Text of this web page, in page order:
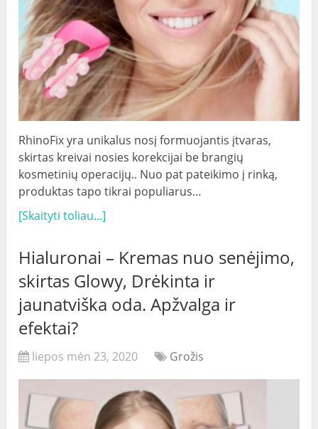
RhinoFix yra unikalus nosį formuojantis įtvaras,
skirtas kreivai nosies korekcijai be brangių
kosmetinių operacijų.. Nuo pat pateikimo į rinką,
produktas tapo tikrai populiarus…
[Skaityti toliau...]
Hialuronai – Kremas nuo senėjimo,
skirtas Glowy, Drėkinta ir
jaunatviška oda. Apžvalga ir
efektai?
liepos mėn 23, 2020 Grožis